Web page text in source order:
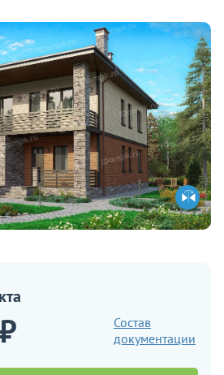
₽
Состав
документации